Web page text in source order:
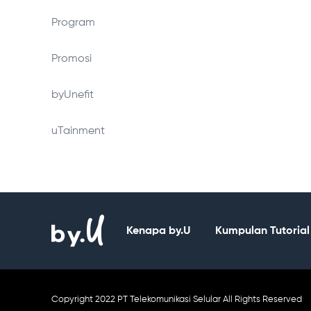
Program
Promosi
byUnefit
uTainment
Kenapa by.U Kumpulan Tutorial
Copyright 2022 PT Telekomunikasi Selular All Rights Reserved